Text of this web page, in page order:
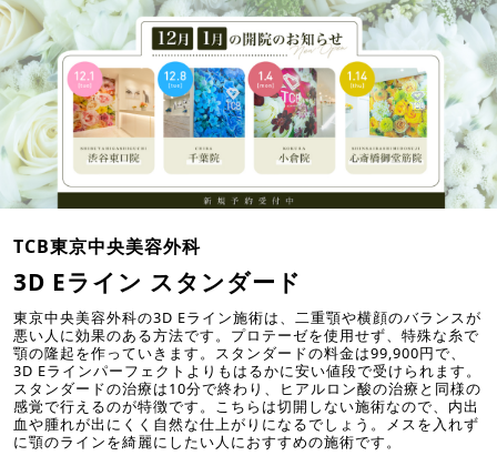
TCB東京中央美容外科
3D Eライン スタンダード
東京中央美容外科の3D Eライン施術は、二重顎や横顔のバランスが
悪い人に効果のある方法です。プロテーゼを使用せず、特殊な糸で
顎の隆起を作っていきます。スタンダードの料金は99,900円で、
3D Eラインパーフェクトよりもはるかに安い値段で受けられます。
スタンダードの治療は10分で終わり、ヒアルロン酸の治療と同様の
感覚で行えるのが特徴です。こちらは切開しない施術なので、内出
血や腫れが出にくく自然な仕上がりになるでしょう。メスを入れず
に顎のラインを綺麗にしたい人におすすめの施術です。